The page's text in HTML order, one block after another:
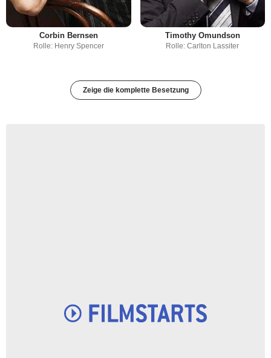
Corbin Bernsen
Rolle: Henry Spencer
Timothy Omundson
Rolle: Carlton Lassiter
Zeige die komplette Besetzung